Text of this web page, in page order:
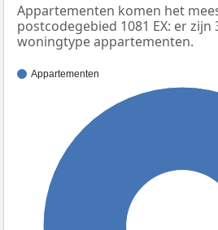
Appartementen komen het
postcodegebied 1081 EX: er
woningtype appartementen.
Appartementen